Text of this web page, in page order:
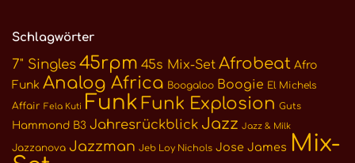
Schlagwörter
7" Singles 45rpm 45s Mix-Set Afrobeat Afro
Funk Analog Africa Boogaloo Boogie El Michels
Affair Fela Kuti Funk Funk Explosion Guts
Hammond B3 Jahresrückblick Jazz Jazz & Milk
Jazzanova Jazzman Jeb Loy Nichols Jose James Mix-